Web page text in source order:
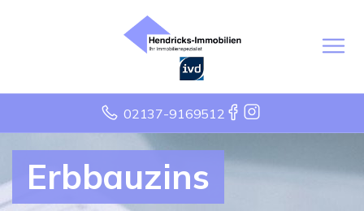
02137-9169512
Erbbauzins